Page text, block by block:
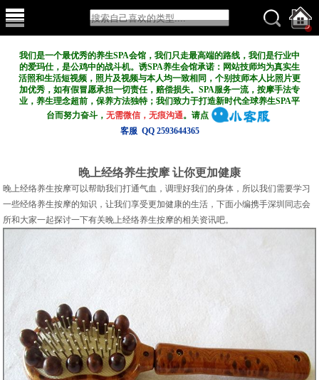
我们是一个最优秀的养生SPA会馆，我们只走最高端的路线，我们是行业中
的爱玛仕，是公鸡中的战斗机。诱SPA养生会馆承诺：网站技师均为真实生
活照和生活短视频，照片及视频与本人均一致相同，个别技师本人比照片更
加优秀，如有假冒愿承担一切责任，赔偿损失。SPA服务一流，按摩手法专
业，养生理念超前，保养方法独特；我们致力于打造新时代全球养生SPA平
台而努力奋斗，无需微信，无痕沟通。请点
客服 QQ 2593644365
晚上经络养生按摩 让你更加健康
晚上经络养生按摩可以帮助我们打通气血，调理好我们的身体，所以我们需要学习
一些经络养生按摩的知识，让我们享受更加健康的生活，下面小编携手深圳同志会
所和大家一起探讨一下有关晚上经络养生按摩的相关资讯吧。